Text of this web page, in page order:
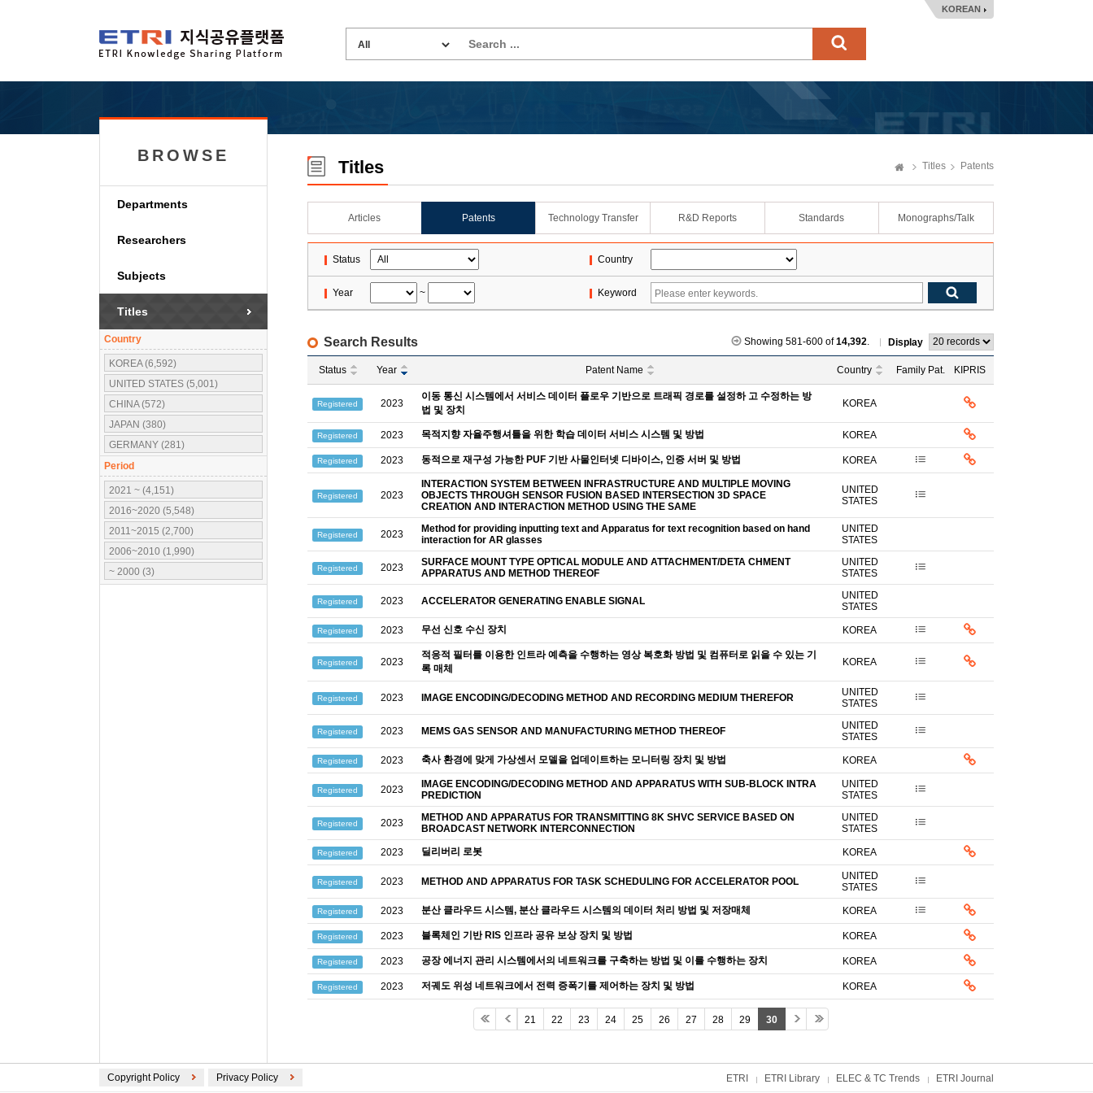
KOREAN
BROWSE
Departments
Researchers
Subjects
Titles
Country
KOREA (6,592)
UNITED STATES (5,001)
CHINA (572)
JAPAN (380)
GERMANY (281)
UNITED KINGDOM (184)
FRANCE (177)
CANADA (131)
ITALY (115)
MEXICO (105)
SPAIN (81)
INDIA (73)
Period
2021 ~ (4,151)
2016~2020 (5,548)
2011~2015 (2,700)
2006~2010 (1,990)
~ 2000 (3)
Titles Titles Patents
Articles Patents Technology Transfer R&D Reports Standards Monographs/Talk
Status Country
Year ~ Keyword
Search Results Showing 581-600 of14,392. Display
Status Year Patent Name Country Family Pat. KIPRIS
Registered 2023
이동 통신 시스템에서 서비스 데이터 플로우 기반으로 트래픽 경로를 설정하 고 수정하는 방
법 및 장치
KOREA
Registered 2023 목적지향 자율주행셔틀을 위한 학습 데이터 서비스 시스템 및 방법 KOREA
Registered 2023 동적으로 재구성 가능한 PUF 기반 사물인터넷 디바이스, 인증 서버 및 방법 KOREA
Registered 2023
INTERACTION SYSTEM BETWEEN INFRASTRUCTURE AND MULTIPLE MOVING
OBJECTS THROUGH SENSOR FUSION BASED INTERSECTION 3D SPACE
CREATION AND INTERACTION METHOD USING THE SAME
UNITED
STATES
Registered 2023
Method for providing inputting text and Apparatus for text recognition based on hand
interaction for AR glasses
UNITED
STATES
Registered 2023
SURFACE MOUNT TYPE OPTICAL MODULE AND ATTACHMENT/DETA CHMENT
APPARATUS AND METHOD THEREOF
UNITED
STATES
Registered 2023 ACCELERATOR GENERATING ENABLE SIGNAL
UNITED
STATES
Registered 2023 무선 신호 수신 장치 KOREA
Registered 2023
적응적 필터를 이용한 인트라 예측을 수행하는 영상 복호화 방법 및 컴퓨터로 읽을 수 있는 기
록 매체
KOREA
Registered 2023 IMAGE ENCODING/DECODING METHOD AND RECORDING MEDIUM THEREFOR
UNITED
STATES
Registered 2023 MEMS GAS SENSOR AND MANUFACTURING METHOD THEREOF
UNITED
STATES
Registered 2023 축사 환경에 맞게 가상센서 모델을 업데이트하는 모니터링 장치 및 방법 KOREA
Registered 2023
IMAGE ENCODING/DECODING METHOD AND APPARATUS WITH SUB-BLOCK INTRA
PREDICTION
UNITED
STATES
Registered 2023
METHOD AND APPARATUS FOR TRANSMITTING 8K SHVC SERVICE BASED ON
BROADCAST NETWORK INTERCONNECTION
UNITED
STATES
Registered 2023 딜리버리 로봇 KOREA
Registered 2023 METHOD AND APPARATUS FOR TASK SCHEDULING FOR ACCELERATOR POOL
UNITED
STATES
Registered 2023 분산 클라우드 시스템, 분산 클라우드 시스템의 데이터 처리 방법 및 저장매체 KOREA
Registered 2023 블록체인 기반 RIS 인프라 공유 보상 장치 및 방법 KOREA
Registered 2023 공장 에너지 관리 시스템에서의 네트워크를 구축하는 방법 및 이를 수행하는 장치 KOREA
Registered 2023 저궤도 위성 네트워크에서 전력 증폭기를 제어하는 장치 및 방법 KOREA
21 22 23 24 25 26 27 28 29 30
Copyright Policy Privacy Policy ETRI ETRI Library ELEC & TC Trends ETRI Journal